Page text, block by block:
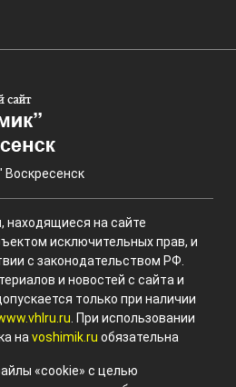
Воскресенск
находящиеся на сайте
исключительных прав, и
с законодательством РФ.
и новостей с сайта и
только при наличии
. При использовании
на voshimik.ru обязательна
«cookie» с целью